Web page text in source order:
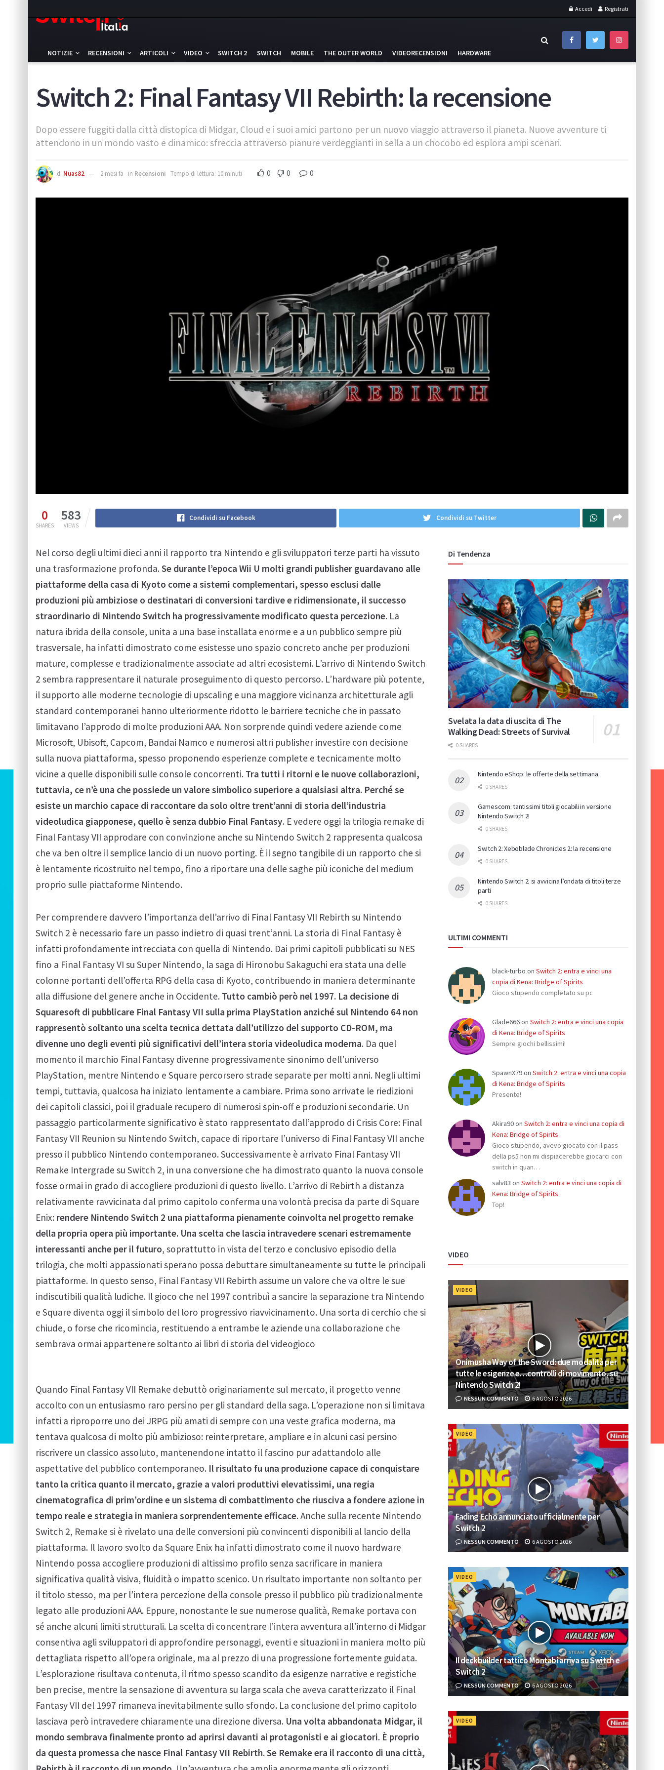
Accedi Registrati
NOTIZIE RECENSIONI ARTICOLI VIDEO SWITCH 2 SWITCH MOBILE THE OUTER WORLD VIDEORECENSIONI HARDWARE
Switch 2: Final Fantasy VII Rebirth: la recensione
Dopo essere fuggiti dalla città distopica di Midgar, Cloud e i suoi amici partono per un nuovo viaggio attraverso il pianeta. Nuove avventure ti
attendono in un mondo vasto e dinamico: sfreccia attraverso pianure verdeggianti in sella a un chocobo ed esplora ampi scenari.
di Nuas82 2 mesi fa in Recensioni Tempo di lettura: 10 minuti 0 0 0
0
SHARES
583
VIEWS
Condividi su Facebook Condividi su Twitter
Nel corso degli ultimi dieci anni il rapporto tra Nintendo e gli sviluppatori terze parti ha vissuto
una trasformazione profonda. Se durante l’epoca Wii U molti grandi publisher guardavano alle
piattaforme della casa di Kyoto come a sistemi complementari, spesso esclusi dalle
produzioni più ambiziose o destinatari di conversioni tardive e ridimensionate, il successo
straordinario di Nintendo Switch ha progressivamente modificato questa percezione. La
natura ibrida della console, unita a una base installata enorme e a un pubblico sempre più
trasversale, ha infatti dimostrato come esistesse uno spazio concreto anche per produzioni
mature, complesse e tradizionalmente associate ad altri ecosistemi. L’arrivo di Nintendo Switch
2 sembra rappresentare il naturale proseguimento di questo percorso. L’hardware più potente,
il supporto alle moderne tecnologie di upscaling e una maggiore vicinanza architetturale agli
standard contemporanei hanno ulteriormente ridotto le barriere tecniche che in passato
limitavano l’approdo di molte produzioni AAA. Non sorprende quindi vedere aziende come
Microsoft, Ubisoft, Capcom, Bandai Namco e numerosi altri publisher investire con decisione
sulla nuova piattaforma, spesso proponendo esperienze complete e tecnicamente molto
vicine a quelle disponibili sulle console concorrenti. Tra tutti i ritorni e le nuove collaborazioni,
tuttavia, ce n’è una che possiede un valore simbolico superiore a qualsiasi altra. Perché se
esiste un marchio capace di raccontare da solo oltre trent’anni di storia dell’industria
videoludica giapponese, quello è senza dubbio Final Fantasy. E vedere oggi la trilogia remake di
Final Fantasy VII approdare con convinzione anche su Nintendo Switch 2 rappresenta qualcosa
che va ben oltre il semplice lancio di un nuovo porting. È il segno tangibile di un rapporto che si
è lentamente ricostruito nel tempo, fino a riportare una delle saghe più iconiche del medium
proprio sulle piattaforme Nintendo.
Per comprendere davvero l’importanza dell’arrivo di Final Fantasy VII Rebirth su Nintendo
Switch 2 è necessario fare un passo indietro di quasi trent’anni. La storia di Final Fantasy è
infatti profondamente intrecciata con quella di Nintendo. Dai primi capitoli pubblicati su NES
fino a Final Fantasy VI su Super Nintendo, la saga di Hironobu Sakaguchi era stata una delle
colonne portanti dell’offerta RPG della casa di Kyoto, contribuendo in maniera determinante
alla diffusione del genere anche in Occidente. Tutto cambiò però nel 1997. La decisione di
Squaresoft di pubblicare Final Fantasy VII sulla prima PlayStation anziché sul Nintendo 64 non
rappresentò soltanto una scelta tecnica dettata dall’utilizzo del supporto CD-ROM, ma
divenne uno degli eventi più significativi dell’intera storia videoludica moderna. Da quel
momento il marchio Final Fantasy divenne progressivamente sinonimo dell’universo
PlayStation, mentre Nintendo e Square percorsero strade separate per molti anni. Negli ultimi
tempi, tuttavia, qualcosa ha iniziato lentamente a cambiare. Prima sono arrivate le riedizioni
dei capitoli classici, poi il graduale recupero di numerosi spin-off e produzioni secondarie. Un
passaggio particolarmente significativo è stato rappresentato dall’approdo di Crisis Core: Final
Fantasy VII Reunion su Nintendo Switch, capace di riportare l’universo di Final Fantasy VII anche
presso il pubblico Nintendo contemporaneo. Successivamente è arrivato Final Fantasy VII
Remake Intergrade su Switch 2, in una conversione che ha dimostrato quanto la nuova console
fosse ormai in grado di accogliere produzioni di questo livello. L’arrivo di Rebirth a distanza
relativamente ravvicinata dal primo capitolo conferma una volontà precisa da parte di Square
Enix: rendere Nintendo Switch 2 una piattaforma pienamente coinvolta nel progetto remake
della propria opera più importante. Una scelta che lascia intravedere scenari estremamente
interessanti anche per il futuro, soprattutto in vista del terzo e conclusivo episodio della
trilogia, che molti appassionati sperano possa debuttare simultaneamente su tutte le principali
piattaforme. In questo senso, Final Fantasy VII Rebirth assume un valore che va oltre le sue
indiscutibili qualità ludiche. Il gioco che nel 1997 contribuì a sancire la separazione tra Nintendo
e Square diventa oggi il simbolo del loro progressivo riavvicinamento. Una sorta di cerchio che si
chiude, o forse che ricomincia, restituendo a entrambe le aziende una collaborazione che
sembrava ormai appartenere soltanto ai libri di storia del videogioco
Quando Final Fantasy VII Remake debuttò originariamente sul mercato, il progetto venne
accolto con un entusiasmo raro persino per gli standard della saga. L’operazione non si limitava
infatti a riproporre uno dei JRPG più amati di sempre con una veste grafica moderna, ma
tentava qualcosa di molto più ambizioso: reinterpretare, ampliare e in alcuni casi persino
riscrivere un classico assoluto, mantenendone intatto il fascino pur adattandolo alle
aspettative del pubblico contemporaneo. Il risultato fu una produzione capace di conquistare
tanto la critica quanto il mercato, grazie a valori produttivi elevatissimi, una regia
cinematografica di prim’ordine e un sistema di combattimento che riusciva a fondere azione in
tempo reale e strategia in maniera sorprendentemente efficace. Anche sulla recente Nintendo
Switch 2, Remake si è rivelato una delle conversioni più convincenti disponibili al lancio della
piattaforma. Il lavoro svolto da Square Enix ha infatti dimostrato come il nuovo hardware
Nintendo possa accogliere produzioni di altissimo profilo senza sacrificare in maniera
significativa qualità visiva, fluidità o impatto scenico. Un risultato importante non soltanto per
il titolo stesso, ma per l’intera percezione della console presso il pubblico più tradizionalmente
legato alle produzioni AAA. Eppure, nonostante le sue numerose qualità, Remake portava con
sé anche alcuni limiti strutturali. La scelta di concentrare l’intera avventura all’interno di Midgar
consentiva agli sviluppatori di approfondire personaggi, eventi e situazioni in maniera molto più
dettagliata rispetto all’opera originale, ma al prezzo di una progressione fortemente guidata.
L’esplorazione risultava contenuta, il ritmo spesso scandito da esigenze narrative e registiche
ben precise, mentre la sensazione di avventura su larga scala che aveva caratterizzato il Final
Fantasy VII del 1997 rimaneva inevitabilmente sullo sfondo. La conclusione del primo capitolo
lasciava però intravedere chiaramente una direzione diversa. Una volta abbandonata Midgar, il
mondo sembrava finalmente pronto ad aprirsi davanti ai protagonisti e ai giocatori. È proprio
da questa promessa che nasce Final Fantasy VII Rebirth. Se Remake era il racconto di una città,
Di Tendenza
Svelata la data di uscita di The
Walking Dead: Streets of Survival
0 SHARES
Nintendo eShop: le offerte della settimana
0 SHARES
Gamescom: tantissimi titoli giocabili in versione
Nintendo Switch 2!
0 SHARES
Switch 2: Xeboblade Chronicles 2: la recensione
0 SHARES
Nintendo Switch 2: si avvicina l’ondata di titoli terze
parti
0 SHARES
ULTIMI COMMENTI
black-turbo on Switch 2: entra e vinci una
copia di Kena: Bridge of Spirits
Gioco stupendo completato su pc
Glade666on Switch 2: entra e vinci una copia
di Kena: Bridge of Spirits
Sempre giochi bellissimi!
SpawnX79on Switch 2: entra e vinci una copia
di Kena: Bridge of Spirits
Presente!
Akira90on Switch 2: entra e vinci una copia di
Kena: Bridge of Spirits
Gioco stupendo, avevo giocato con il pass
della ps5 non mi dispiacerebbe giocarci con
switch in quan…
salv83 on Switch 2: entra e vinci una copia di
Kena: Bridge of Spirits
Top!
VIDEO
VIDEO
Onimusha Way of the Sword: due modalità per
tutte le esigenze e…controlli di movimento, su
Nintendo Switch 2!
NESSUN COMMENTO 6 AGOSTO 2026
VIDEO
Fading Echo annunciato ufficialmente per
Switch 2
NESSUN COMMENTO 6 AGOSTO 2026
VIDEO
Il deckbuilder tattico Montabi arriva su Switch e
Switch 2
NESSUN COMMENTO 6 AGOSTO 2026
VIDEO